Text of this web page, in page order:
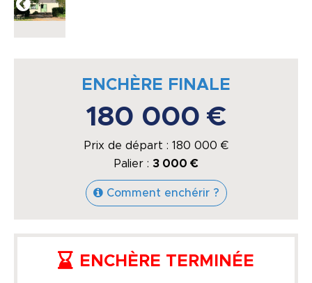
ENCHÈRE FINALE
180 000 €
Prix de départ : 180 000 €
Palier : 3 000 €
Comment enchérir ?
ENCHÈRE TERMINÉE